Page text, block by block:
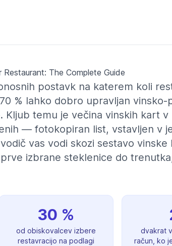
The Complete Guide
postavk na katerem koli
% lahko dobro upravljan vinsko-
Kljub temu je večina vinskih kart v
— fotokopiran list, vstavljen v
vas vodi skozi sestavo vinske
izbrane steklenice do
30 %
od obiskovalcev izbere
restavracijo na podlagi
dvakrat
račun, ko